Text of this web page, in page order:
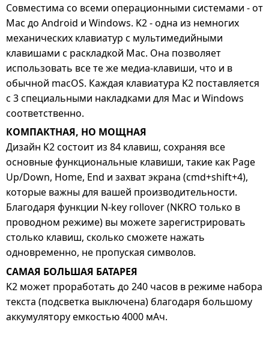
Совместима со всеми операционными системами - от
Mac до Android и Windows. K2 - одна из немногих
механических клавиатур с мультимедийными
клавишами с раскладкой Mac. Она позволяет
использовать все те же медиа-клавиши, что и в
обычной macOS. Каждая клавиатура K2 поставляется
с 3 специальными накладками для Mac и Windows
соответственно.
КОМПАКТНАЯ, НО МОЩНАЯ
Дизайн K2 состоит из 84 клавиш, сохраняя все
основные функциональные клавиши, такие как Page
Up/Down, Home, End и захват экрана (cmd+shift+4),
которые важны для вашей производительности.
Благодаря функции N-key rollover (NKRO только в
проводном режиме) вы можете зарегистрировать
столько клавиш, сколько сможете нажать
одновременно, не пропуская символов.
САМАЯ БОЛЬШАЯ БАТАРЕЯ
K2 может проработать до 240 часов в режиме набора
текста (подсветка выключена) благодаря большому
аккумулятору емкостью 4000 мАч.